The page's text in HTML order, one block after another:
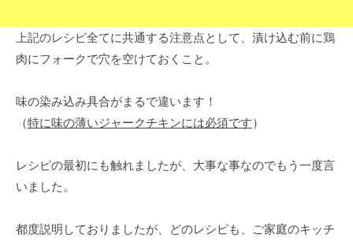
上記のレシピ全てに共通する注意点として、漬け込む前に鶏
肉にフォークで穴を空けておくこと。
味の染み込み具合がまるで違います！
（特に味の薄いジャークチキンには必須です）
レシピの最初にも触れましたが、大事な事なのでもう一度言
いました。
都度説明しておりましたが、どのレシピも、ご家庭のキッチ